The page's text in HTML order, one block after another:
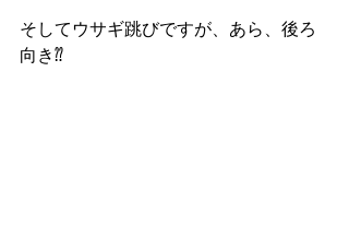
そしてウサギ跳びですが、あら、後ろ
向き⁇